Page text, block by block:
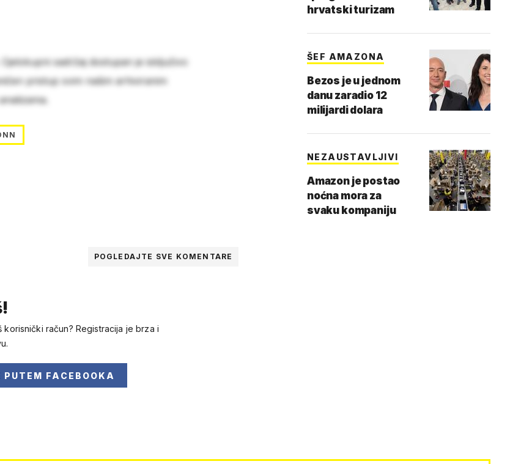
sadržaj dostupan je isključivo
pristup svim našim arhiviranim
POGLEDAJTE SVE KOMENTARE
račun? Registracija je brza i
PUTEM FACEBOOKA
hrvatski turizam
ŠEF AMAZONA
Bezos je u jednom
danu zaradio 12
milijardi dolara
NEZAUSTAVLJIVI
Amazon je postao
noćna mora za
svaku kompaniju